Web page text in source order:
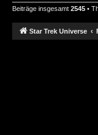
Beiträge insgesamt 2545 •
Star Trek Universe